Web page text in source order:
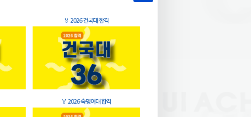
🏅 2026 건국대 합격
🏅 2026 숙명여대 합격